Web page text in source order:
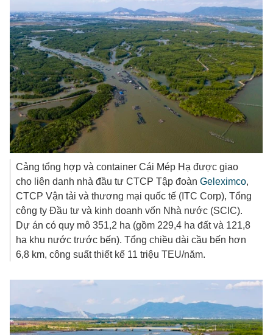
Cảng tổng hợp và container Cái Mép Hạ được giao
cho liên danh nhà đầu tư CTCP Tập đoànGeleximco,
CTCP Vận tải và thương mại quốc tế (ITC Corp), Tổng
công ty Đầu tư và kinh doanh vốn Nhà nước (SCIC).
Dự án có quy mô 351,2 ha (gồm 229,4 ha đất và 121,8
ha khu nước trước bến). Tổng chiều dài cầu bến hơn
6,8 km, công suất thiết kế 11 triệu TEU/năm.